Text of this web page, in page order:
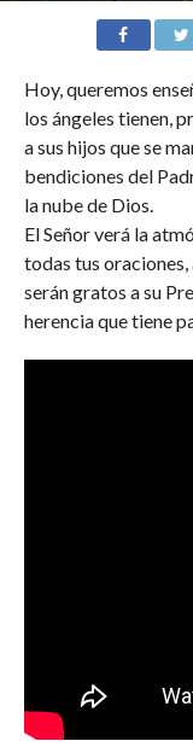
Hoy, queremos
los ángeles tienen,
a sus hijos que se
bendiciones del
la nube de Dios.
El Señor verá la
todas tus
serán gratos a su
herencia que tiene